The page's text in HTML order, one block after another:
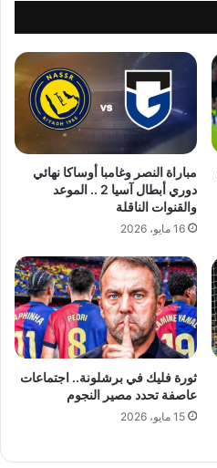
مباراة النصر وغامبا أوساكا نهائي
دوري أبطال آسيا 2 .. الموعد
والقنوات الناقلة
16 مايو، 2026
ثورة فليك في برشلونة.. اجتماعات
عاصفة تحدد مصير النجوم
15 مايو، 2026